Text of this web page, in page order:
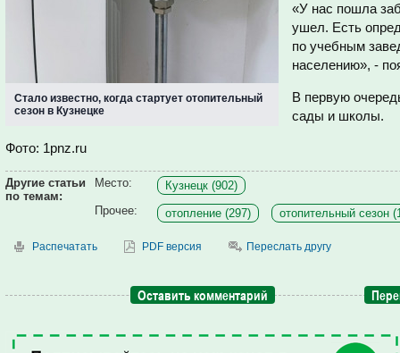
Стало известно, когда стартует отопительный
сезон в Кузнецке
«У нас пошла
ушел. Есть
по учебным
населению», -
В первую
сады и школы.
Фото: 1pnz.ru
Другие статьи
по темам:
Место:
Кузнецк (902)
Прочее:
отопление (297) отопительный сезон
Распечатать PDF версия Переслать другу
Оставить комментарий